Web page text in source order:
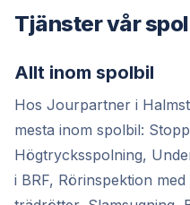
Tjänster vår
Allt inom spolbil
Hos Jourpartner i
mesta inom spolbil:
Högtrycksspolning,
i BRF, Rörinspektion